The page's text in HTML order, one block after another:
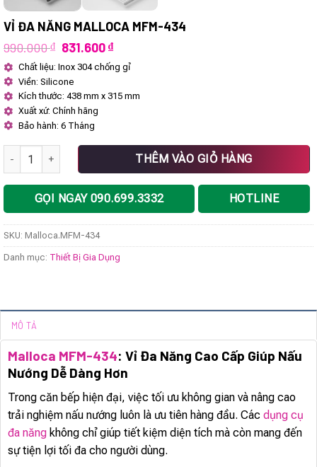
VỈ ĐA NĂNG MALLOCA MFM-434
990.000₫ Giá
là:
990.000 ₫.
831.600₫Giá
hiện
tại
831.600 ₫.
Chất liệu: Inox 304 chống gỉ
Viền: Silicone
Kích thước: 438 mm x 315 mm
Xuất xứ: Chính hãng
Bảo hành: 6 Tháng
Vỉ đa năng Malloca MFM-434 số lượngTHÊM VÀO GIỎ HÀNG
GỌI NGAY 090.699.3332 HOTLINE
SKU: Malloca.MFM-434
Danh mục: Thiết Bị Gia Dụng
MÔ TẢ
Malloca MFM-434: Vỉ Đa Năng Cao Cấp Giúp Nấu
Nướng Dễ Dàng Hơn
Trong căn bếp hiện đại, việc tối ưu không gian và nâng cao
trải nghiệm nấu nướng luôn là ưu tiên hàng đầu. Các dụng cụ
đa năng không chỉ giúp tiết kiệm diện tích mà còn mang đến
sự tiện lợi tối đa cho người dùng.